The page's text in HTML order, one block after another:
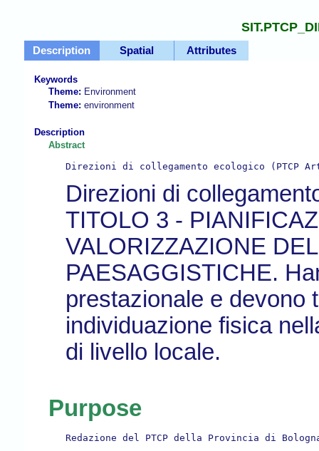
Description Spatial Attributes
Keywords
Theme: Environment
Theme: environment
Description
Abstract
Direzioni di collegamento ecologico (PTCP
Direzioni di
TITOLO 3 -
VALORIZZAZIONE
PAESAGGISTICHE.
prestazionale e devono
individuazione fisica
di livello locale.
Purpose
Redazione del PTCP della Provincia di